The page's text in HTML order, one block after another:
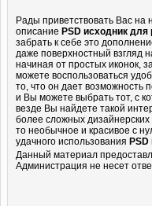
Рады приветствовать Вас
описание PSD исходник
забрать к себе это
даже поверхностный взгляд
начиная от простых иконок,
можете воспользоваться
то, что он дает возможность
и Вы можете выбрать тот, с
везде Вы найдете такой
более сложных дизайнерских
то необычное и красивое с
удачного использования
Данный материал
Администрация не несет